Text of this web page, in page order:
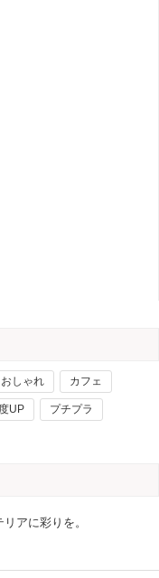
おしゃれ カフェ
UP プチプラ
アに彩りを。